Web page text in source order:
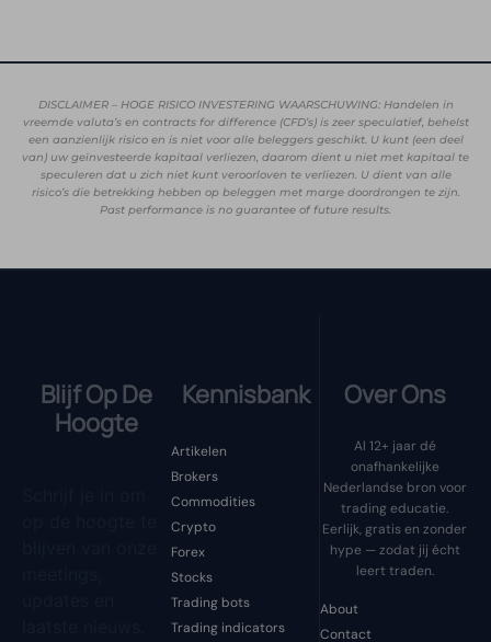
DISCLAIMER – HOGE RISICO INVESTERING WAARSCHUWING: Handelen in
vreemde valuta’s en contracts for difference (CFD’s) is zeer speculatief, behelst
een aanzienlijk risico en is niet voor alle beleggers geschikt. U kunt (een deel
van) uw geïnvesteerde kapitaal verliezen, daarom dient u niet met kapitaal te
speculeren dat u zich niet kunt veroorloven te verliezen. U dient van alle
risico’s die betrekking hebben op beleggen met marge doordrongen te zijn.
Past performance is no guarantee of future results.
Blijf Op De
Hoogte
Kennisbank
Artikelen
Brokers
Commodities
Crypto
Forex
Stocks
Trading bots
Trading indicators
Over Ons
Al 12+ jaar dé
onafhankelijke
Nederlandse bron voor
trading educatie.
Eerlijk, gratis en zonder
hype — zodat jij écht
leert traden.
About
Contact